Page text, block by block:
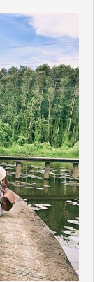
2
Ngày
1
Đêm